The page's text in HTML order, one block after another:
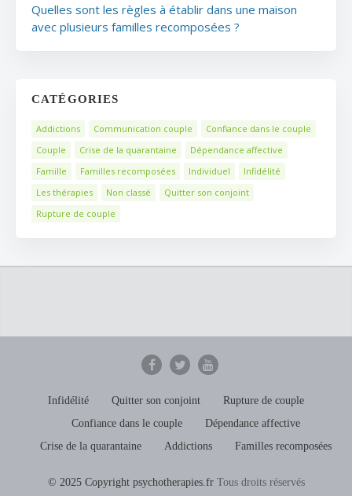
Quelles sont les règles à établir dans une maison
avec plusieurs familles recomposées ?
CATÉGORIES
Addictions Communication couple
Confiance dans le couple
Couple
Crise de la quarantaine
Dépendance affective
Famille
Familles recomposées Individuel
Infidélité
Les thérapies
Non classé
Quitter son conjoint
Rupture de couple
Infidélité Quitter son conjoint
Rupture de couple
Confiance dans le couple
Dépendance affective
Crise de la quarantaine
Addictions Familles recomposées
© 2025 Copyright psychotherapies.frTous droits réservés